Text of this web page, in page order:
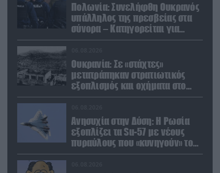
Πολωνία: Συνελήφθη Ουκρανός
υπάλληλος της πρεσβείας στα
σύνορα – Κατηγορείται για
μεταφορά μεγάλων ποσών και
Ουκρανία: Σε «στάχτες»
μετατράπηκαν στρατιωτικός
εξοπλισμός και οχήματα στο
Κίεβο μετά από ρωσικά
Ανησυχία στην Δύση: H Ρωσία
εξοπλίζει τα Su-57 με νέους
πυραύλους που «κυνηγούν» τον
στόχο μέσα από παρεμβολές!